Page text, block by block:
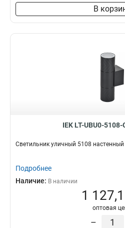
В
IEK LT-UBU0-
Светильник уличный 5108
Подробнее
Наличие: В наличии
1
оптовая
–